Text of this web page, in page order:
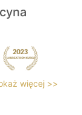
więcej >>